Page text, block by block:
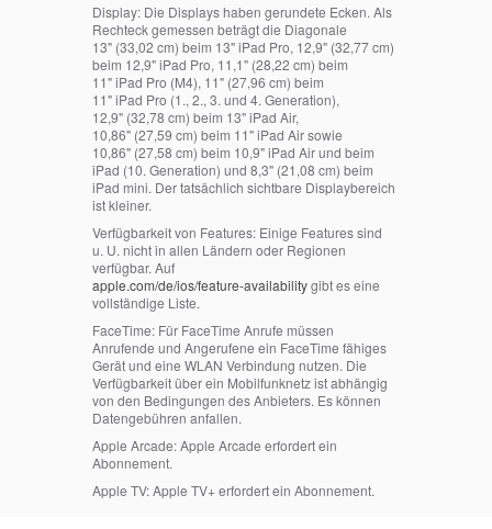
Display:Die Displays haben gerundete Ecken. Als
Rechteck gemessen beträgt die Diagonale
13" (33,02 cm) beim 13" iPad Pro, 12,9" (32,77 cm)
beim 12,9" iPad Pro, 11,1" (28,22 cm) beim
11" iPad Pro (M4), 11" (27,96 cm) beim
11" iPad Pro (1., 2., 3. und 4. Generation),
12,9" (32,78 cm) beim 13" iPad Air,
10,86" (27,59 cm) beim 11" iPad Air sowie
10,86" (27,58 cm) beim 10,9" iPad Air und beim
iPad (10. Generation) und 8,3" (21,08 cm) beim
iPad mini. Der tatsächlich sichtbare Displaybereich
ist kleiner.
Verfügbarkeit von Features:Einige Features sind
u. U. nicht in allen Ländern oder Regionen
verfügbar. Auf
apple.com/de/ios/feature‑availabilitygibt es eine
vollständige Liste.
FaceTime:Für FaceTime Anrufe müssen
Anrufende und Angerufene ein FaceTime fähiges
Gerät und eine WLAN Verbindung nutzen. Die
Verfügbarkeit über ein Mobilfunknetz ist abhängig
von den Bedingungen des Anbieters. Es können
Datengebühren anfallen.
Apple Arcade:Apple Arcade erfordert ein
Abonnement.
Apple TV:Apple TV+ erfordert ein Abonnement.